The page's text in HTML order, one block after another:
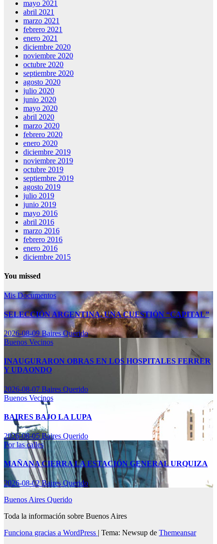
mayo 2021
abril 2021
marzo 2021
febrero 2021
enero 2021
diciembre 2020
noviembre 2020
octubre 2020
septiembre 2020
agosto 2020
julio 2020
junio 2020
mayo 2020
abril 2020
marzo 2020
febrero 2020
enero 2020
diciembre 2019
noviembre 2019
octubre 2019
septiembre 2019
agosto 2019
julio 2019
junio 2019
mayo 2016
abril 2016
marzo 2016
febrero 2016
enero 2016
diciembre 2015
You missed
Mis Documentos
SELECCIÓN ARGENTINA, UNA CUESTIÓN “CAPITAL”
2026-08-09Baires Querido
Buenos Vecinos
INAUGURARON OBRAS EN LOS HOSPITALES FERRER
Y UDAONDO
2026-08-07 Baires Querido
Buenos Vecinos
BAIRES BAJO LA LUPA
2026-08-05Baires Querido
Por las calles
MAÑANA CIERRA LA ESTACIÓN GENERAL URQUIZA
2026-08-02Baires Querido
Buenos Aires Querido
Toda la información sobre Buenos Aires
Funciona gracias a WordPress | Tema: Newsup de Themeansar